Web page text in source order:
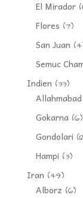
El Mirador
Flores (7)
San Juan
Semuc
Indien (33)
Allahmabad
Gokarna(6)
Gondolari
Hampi (3)
Iran (49)
Alborz (6)